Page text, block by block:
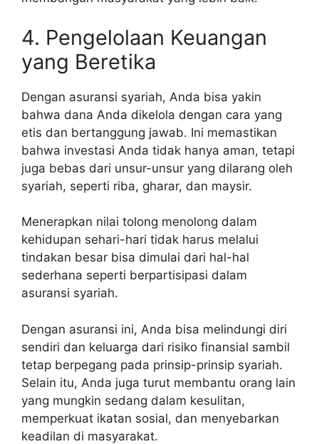
4. Pengelolaan Keuangan
yang Beretika
Dengan asuransi syariah, Anda bisa yakin
bahwa dana Anda dikelola dengan cara yang
etis dan bertanggung jawab. Ini memastikan
bahwa investasi Anda tidak hanya aman, tetapi
juga bebas dari unsur-unsur yang dilarang oleh
syariah, seperti riba, gharar, dan maysir.
Menerapkan nilai tolong menolong dalam
kehidupan sehari-hari tidak harus melalui
tindakan besar bisa dimulai dari hal-hal
sederhana seperti berpartisipasi dalam
asuransi syariah.
Dengan asuransi ini, Anda bisa melindungi diri
sendiri dan keluarga dari risiko finansial sambil
tetap berpegang pada prinsip-prinsip syariah.
Selain itu, Anda juga turut membantu orang lain
yang mungkin sedang dalam kesulitan,
memperkuat ikatan sosial, dan menyebarkan
keadilan di masyarakat.